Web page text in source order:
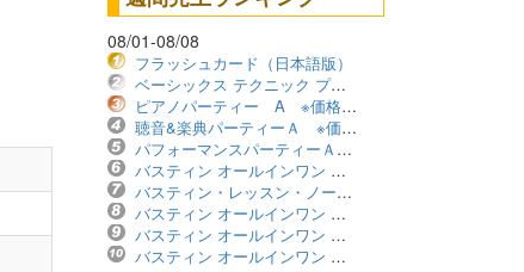
08/01-08/08
フラッシュカード（日本語版）
ベーシックス テクニック プリマーレベル ※価格改定版
ピアノパーティー A ※価格改定版
聴音&楽典パーティーＡ ※価格改定版
パフォーマンスパーティーＡ ※価格改定版
バスティン オールインワン レベル1B ※価格改定版
バスティン・レッスン・ノート ※価格改定版
バスティン オールインワン レベル2B ※価格改定版
バスティン オールインワン レベル4A ※価格改定版
バスティン オールインワン レベル3B ※価格改定版